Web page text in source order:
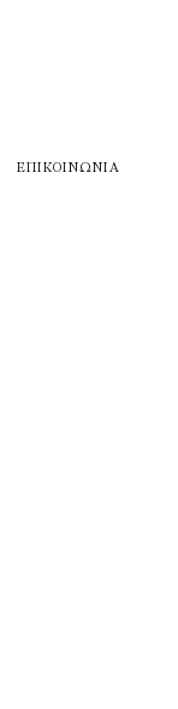
ΕΠΙΚΟΙΝΩΝΊΑ